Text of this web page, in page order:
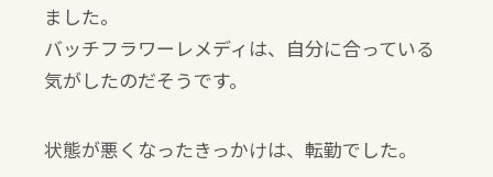
ました。
バッチフラワーレメディは、自分に合っている
気がしたのだそうです。
状態が悪くなったきっかけは、転勤でした。